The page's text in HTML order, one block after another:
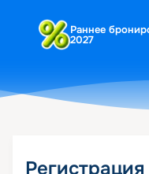
Раннее
2027